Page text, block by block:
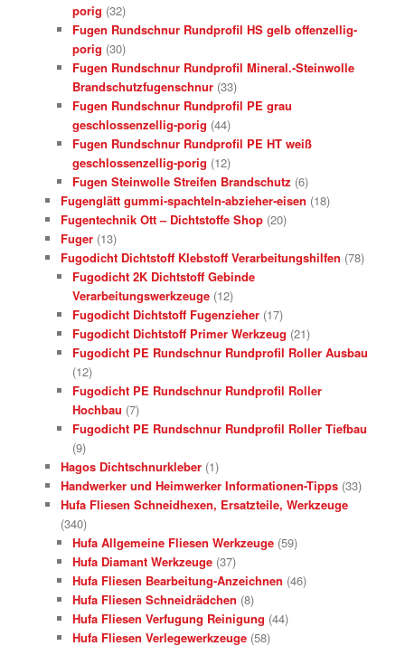
porig (32)
Fugen Rundschnur Rundprofil HS gelb offenzellig-
porig (30)
Fugen Rundschnur Rundprofil Mineral.-Steinwolle
Brandschutzfugenschnur (33)
Fugen Rundschnur Rundprofil PE grau
geschlossenzellig-porig (44)
Fugen Rundschnur Rundprofil PE HT weiß
geschlossenzellig-porig (12)
Fugen Steinwolle Streifen Brandschutz (6)
Fugenglätt gummi-spachteln-abzieher-eisen (18)
Fugentechnik Ott – Dichtstoffe Shop (20)
Fuger (13)
Fugodicht Dichtstoff Klebstoff Verarbeitungshilfen (78)
Fugodicht 2K Dichtstoff Gebinde
Verarbeitungswerkzeuge (12)
Fugodicht Dichtstoff Fugenzieher (17)
Fugodicht Dichtstoff Primer Werkzeug (21)
Fugodicht PE Rundschnur Rundprofil Roller Ausbau
(12)
Fugodicht PE Rundschnur Rundprofil Roller
Hochbau (7)
Fugodicht PE Rundschnur Rundprofil Roller Tiefbau
(9)
Hagos Dichtschnurkleber (1)
Handwerker und Heimwerker Informationen-Tipps (33)
Hufa Fliesen Schneidhexen, Ersatzteile, Werkzeuge
(340)
Hufa Allgemeine Fliesen Werkzeuge (59)
Hufa Diamant Werkzeuge (37)
Hufa Fliesen Bearbeitung-Anzeichnen (46)
Hufa Fliesen Schneidrädchen (8)
Hufa Fliesen Verfugung Reinigung (44)
Hufa Fliesen Verlegewerkzeuge (58)